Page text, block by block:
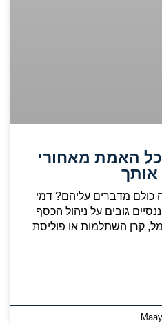
כל האמת מאחורי
כולם מדברים עליהם? דמי
גובים על ניהול הכסף
קרן השתלמות או פוליסת